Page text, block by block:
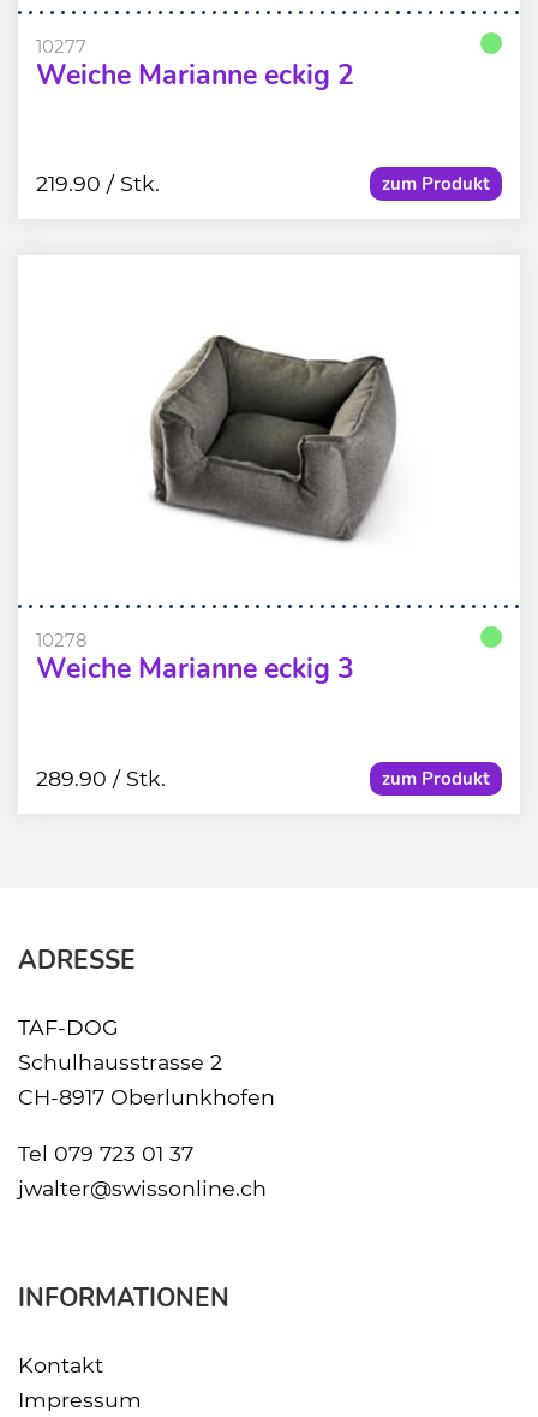
10277
Weiche Marianne eckig 2
zum Produkt
219.90 / Stk.
10278
Weiche Marianne eckig 3
zum Produkt
289.90 / Stk.
ADRESSE
TAF-DOG
Schulhausstrasse 2
CH-8917 Oberlunkhofen
Tel 079 723 01 37
jwalter@swissonline.ch
INFORMATIONEN
Kontakt
Impressum